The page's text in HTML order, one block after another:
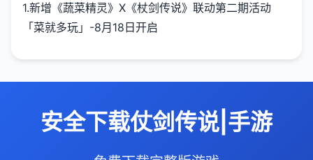
1.新增《蔬菜精灵》X《杖剑传说》联动第二期活动
「菜就多玩」-8月18日开启
安全下载仗剑传说|手游